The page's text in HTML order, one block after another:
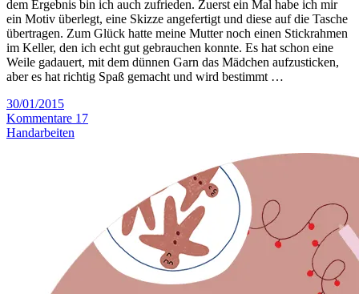
dem Ergebnis bin ich auch zufrieden. Zuerst ein Mal habe ich mir
ein Motiv überlegt, eine Skizze angefertigt und diese auf die Tasche
übertragen. Zum Glück hatte meine Mutter noch einen Stickrahmen
im Keller, den ich echt gut gebrauchen konnte. Es hat schon eine
Weile gadauert, mit dem dünnen Garn das Mädchen aufzusticken,
aber es hat richtig Spaß gemacht und wird bestimmt …
30/01/2015
Kommentare 17
Handarbeiten